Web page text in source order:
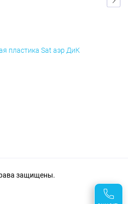
пластика Sat аэр ДиК
защищены.